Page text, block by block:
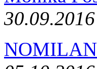
30.09.2016